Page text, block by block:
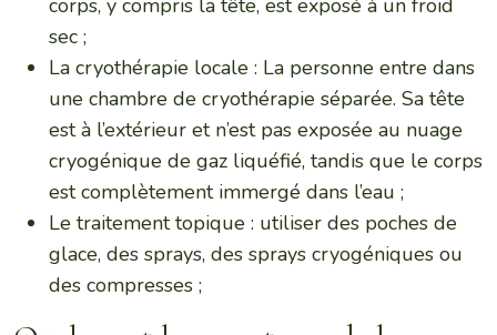
sec ;
La cryothérapie locale : La personne entre dans
une chambre de cryothérapie séparée. Sa tête
est à l’extérieur et n’est pas exposée au nuage
cryogénique de gaz liquéfié, tandis que le corps
est complètement immergé dans l’eau ;
Le traitement topique : utiliser des poches de
glace, des sprays, des sprays cryogéniques ou
des compresses ;